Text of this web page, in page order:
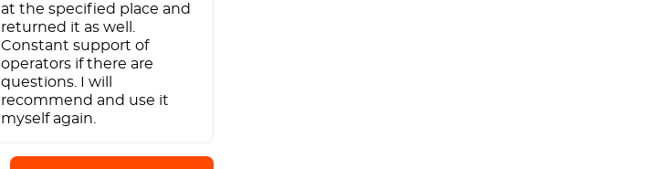
at the specified place and
returned it as well.
Constant support of
operators if there are
questions. I will
recommend and use it
myself again.